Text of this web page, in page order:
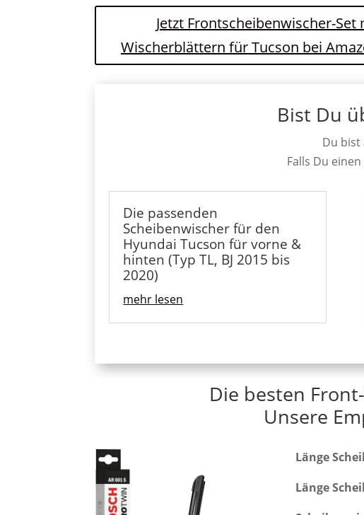
Jetzt Frontscheibenwischer-Set
Wischerblättern für Tucson bei
Bist Du
Du bist
Falls Du
Die passenden
Scheibenwischer für den
Hyundai Tucson für vorne &
hinten (Typ TL, BJ 2015 bis
2020)
mehr lesen
Die besten
Unsere
Länge
Länge